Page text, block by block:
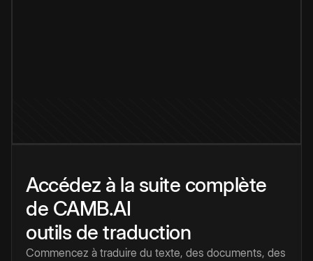
Accédez à la suite complète
de CAMB.AI
outils de traduction
Commencez à traduire du texte, des documents, des